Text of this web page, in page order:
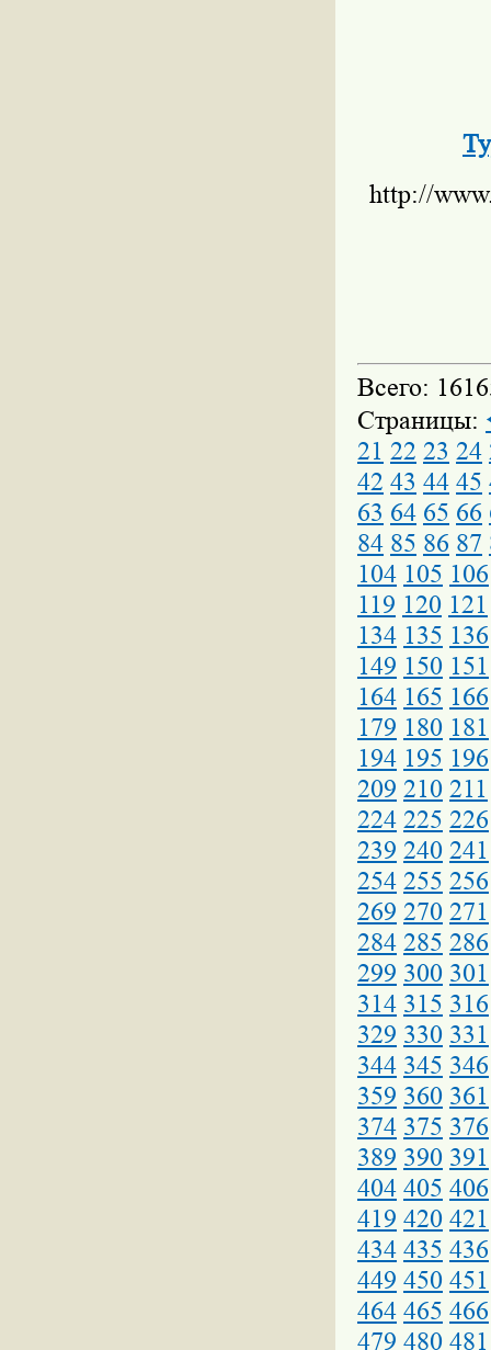
http://
Всего:
Страницы:
21 22 23 24
42 43 44 45
63 64 65 66
84 85 86 87
104 105 106
119 120 121
134 135 136
149 150 151
164 165 166
179 180 181
194 195 196
209 210 211
224 225 226
239 240 241
254 255 256
269 270 271
284 285 286
299 300 301
314 315 316
329 330 331
344 345 346
359 360 361
374 375 376
389 390 391
404 405 406
419 420 421
434 435 436
449 450 451
464 465 466
479 480 481